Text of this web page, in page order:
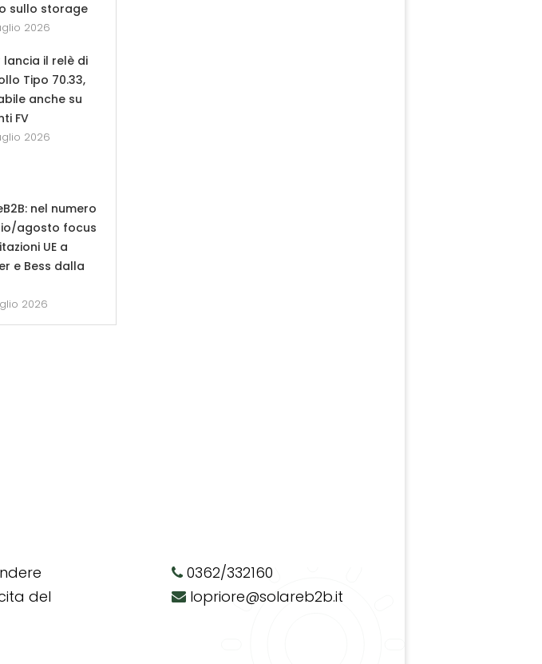
sullo storage
2026
lancia il relè di
Tipo 70.33,
anche su
FV
2026
nel numero
agosto focus
UE a
e Bess dalla
2026
del
0362/332160
lopriore@solareb2b.it